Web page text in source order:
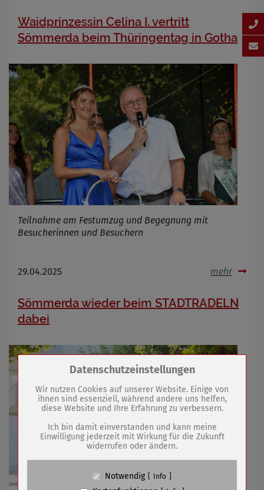
Waidprinzessin Celina I. vertritt
Sömmerda beim Thüringentag in Gotha
Teilnahme am Festumzug und Begegnung mit
Besucherinnen und Besuchern
29.04.2025 mehr
Sömmerda wieder beim STADTRADELN
dabei
Zum Betrieb der Seite notwendige Cookies /
Name
PHP Session Cookie
Anbieter
Eigentümer dieser Website (Wenko-
Wenselaar GmbH & Co. KG)
Absicherung Kontaktformular / SPAM
Datenschutzeinstellungen
Wir nutzen Cookies auf unserer Website. Einige von
ihnen sind essenziell, während andere uns helfen,
diese Website und Ihre Erfahrung zu verbessern.
Ich bin damit einverstanden und kann meine
Einwilligung jederzeit mit Wirkung für die Zukunft
widerrufen oder ändern.
Notwendig Info